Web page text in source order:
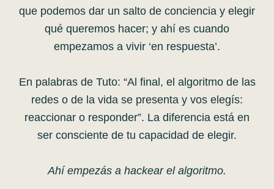
que podemos dar un salto de conciencia y elegir
qué queremos hacer; y ahí es cuando
empezamos a vivir ‘en respuesta’.
En palabras de Tuto: “Al final, el algoritmo de las
redes o de la vida se presenta y vos elegís:
reaccionar o responder”. La diferencia está en
ser consciente de tu capacidad de elegir.
Ahí empezás a hackear el algoritmo.